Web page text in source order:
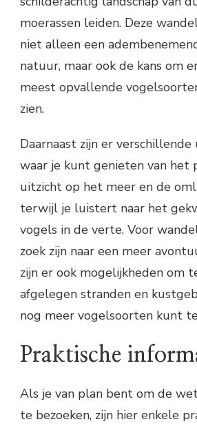
moerassen leiden. Deze
niet alleen een
natuur, maar ook de kans om
meest opvallende
zien.
Daarnaast zijn er
waar je kunt genieten van het
uitzicht op het meer en de
terwijl je luistert naar het
vogels in de verte. Voor
zoek zijn naar een meer
zijn er ook mogelijkheden om
afgelegen stranden en
nog meer vogelsoorten kunt
Praktische
Als je van plan bent om de
te bezoeken, zijn hier enkele